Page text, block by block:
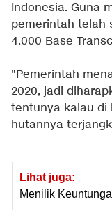
Indonesia. Guna
pemerintah telah
4.000 Base
"Pemerintah
2020, jadi
tentunya kalau di
hutannya
Lihat juga:
Menilik